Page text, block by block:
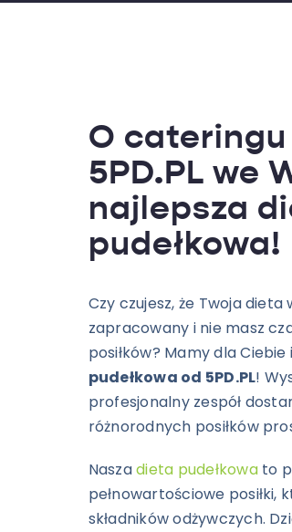
O
5PD.PL we
najlepsza
pudełkowa!
Czy czujesz, że Twoja
zapracowany i nie masz
posiłków? Mamy dla
pudełkowa od 5PD.PL!
profesjonalny zespół
różnorodnych posiłków
Naszadieta pudełkowato
pełnowartościowe
składników odżywczych.